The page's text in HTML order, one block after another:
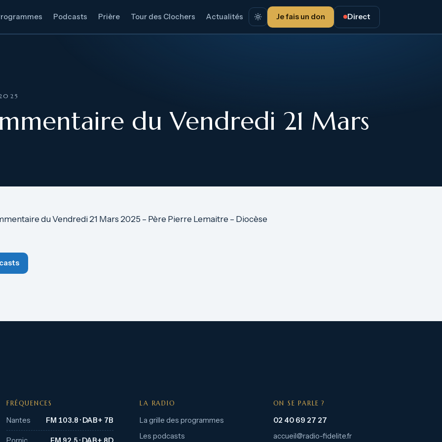
Podcasts Prière Tour des Clochers Actualités Je fais un don Direct
du Vendredi 21 Mars
du Vendredi 21 Mars 2025 – Père Pierre Lemaitre – Diocèse
FRÉQUENCES
Nantes FM 103.8 · DAB+ 7B
LA RADIO
La grille des programmes
Les podcasts
ON SE PARLE ?
02 40 69 27 27
accueil@radio-fidelite.fr